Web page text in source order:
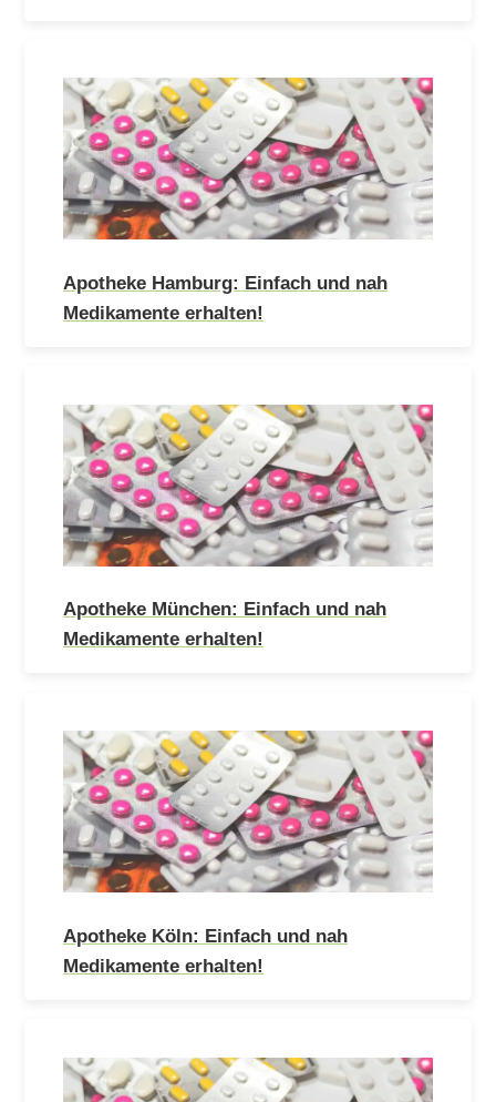
Apotheke Hamburg: Einfach und nah
Medikamente erhalten!
Apotheke München: Einfach und nah
Medikamente erhalten!
Apotheke Köln: Einfach und nah
Medikamente erhalten!